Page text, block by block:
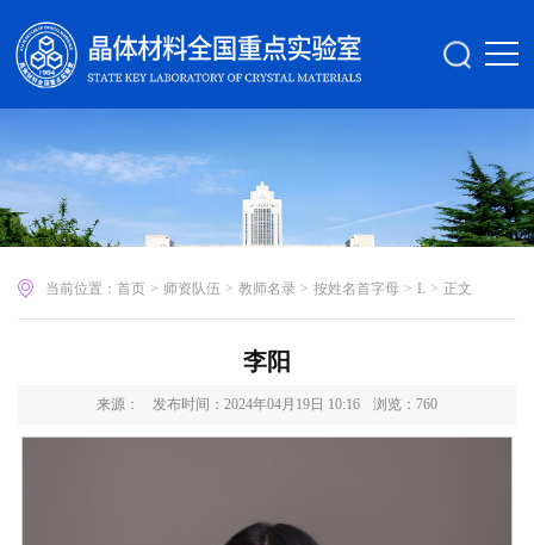
当前位置： 首页 > 师资队伍 > 教师名录 > 按姓名首字母 > L > 正文
李阳
来源： 发布时间：2024年04月19日 10:16 浏览： 760